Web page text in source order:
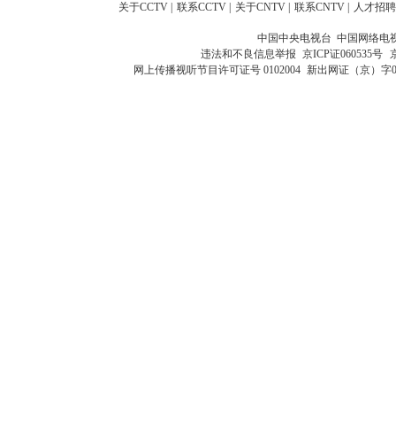
关于CCTV 联系CCTV 关于CNTV 联系CNTV 人才招聘
中国中央电视台 中国网络电
违法和不良信息举报 京ICP证060535号
网上传播视听节目许可证号 0102004 新出网证（京）